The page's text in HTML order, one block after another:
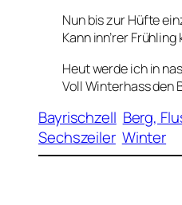
Nun bis zur Hüfte
Kann inn’rer
Heut werde ich in
Voll Winterhass den
Bayrischzell Berg,
Sechszeiler Winter